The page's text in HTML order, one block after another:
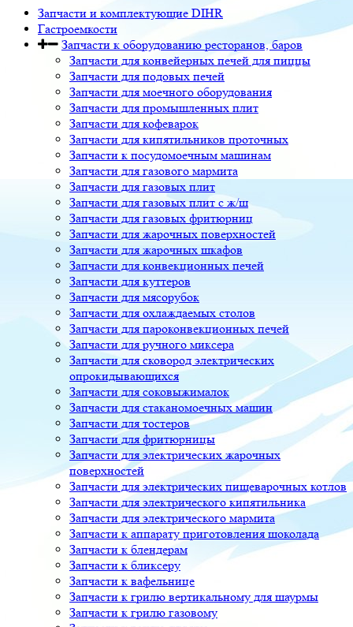
Запчасти и комплектующие DIHR
Гастроемкости
Запчасти к оборудованию ресторанов, баров
Запчасти для конвейерных печей для пиццы
Запчасти для подовых печей
Запчасти для моечного оборудования
Запчасти для промышленных плит
Запчасти для кофеварок
Запчасти для кипятильников проточных
Запчасти к посудомоечным машинам
Запчасти для газового мармита
Запчасти для газовых плит
Запчасти для газовых плит с ж/ш
Запчасти для газовых фритюрниц
Запчасти для жарочных поверхностей
Запчасти для жарочных шкафов
Запчасти для конвекционных печей
Запчасти для куттеров
Запчасти для мясорубок
Запчасти для охлаждаемых столов
Запчасти для пароконвекционных печей
Запчасти для ручного миксера
Запчасти для сковород электрических
опрокидывающихся
Запчасти для соковыжималок
Запчасти для стаканомоечных машин
Запчасти для тостеров
Запчасти для фритюрницы
Запчасти для электрических жарочных
поверхностей
Запчасти для электрических пищеварочных котлов
Запчасти для электрического кипятильника
Запчасти для электрического мармита
Запчасти к аппарату приготовления шоколада
Запчасти к блендерам
Запчасти к бликсеру
Запчасти к вафельнице
Запчасти к грилю вертикальному для шаурмы
Запчасти к грилю газовому